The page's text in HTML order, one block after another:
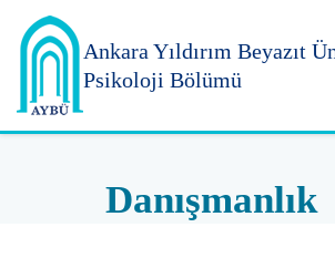
Ankara Yıldırım Beyazıt
Psikoloji Bölümü
Danışmanlık